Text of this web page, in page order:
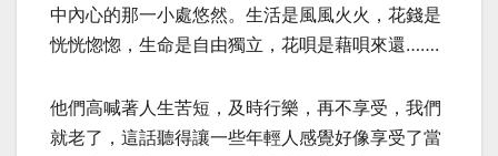
中內心的那一小處悠然。生活是風風火火，花錢是
恍恍惚惚，生命是自由獨立，花唄是藉唄來還…….
他們高喊著人生苦短，及時行樂，再不享受，我們
就老了，這話聽得讓一些年輕人感覺好像享受了當